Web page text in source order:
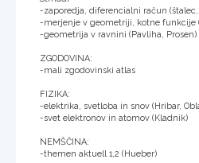
-zaporedja, diferencialni račun (štalec,
-merjenje v geometriji, kotne funkcije
-geometrija v ravnini (Pavliha, Prosen)
ZGODOVINA:
-mali zgodovinski atlas
FIZIKA:
-elektrika, svetloba in snov (Hribar,
-svet elektronov in atomov (Kladnik)
NEMŠČINA:
-themen aktuell 1,2 (Hueber)